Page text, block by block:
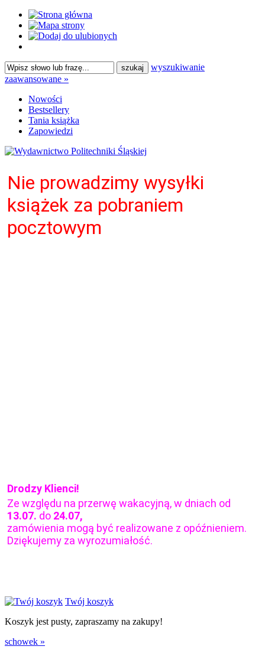
wyszukiwanie
zaawansowane »
Nowości
Bestsellery
Tania książka
Zapowiedzi
Nie prowadzimy wysyłki
książek za pobraniem
pocztowym
Drodzy Klienci!
Ze względu na przerwę wakacyjną, w dniach od
13.07. do 24.07,
zamówienia mogą być realizowane z opóźnieniem.
Dziękujemy za wyrozumiałość.
Twój koszyk
Koszyk jest pusty, zapraszamy na zakupy!
schowek »